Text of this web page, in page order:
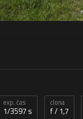
exp. čas
1/3597 s
clona
f / 1,7